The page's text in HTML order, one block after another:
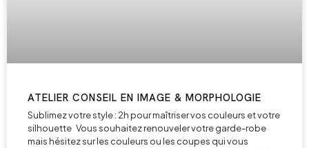
ATELIER CONSEIL EN IMAGE & MORPHOLOGIE
Sublimez votre style : 2h pour maîtriser vos couleurs et votre
silhouette Vous souhaitez renouveler votre garde-robe
mais hésitez sur les couleurs ou les coupes qui vous